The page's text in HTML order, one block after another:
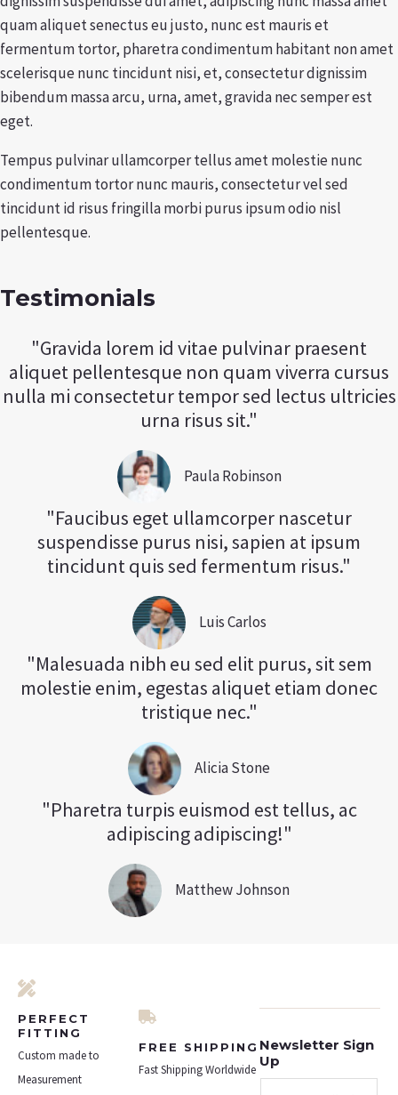
quam aliquet senectus eu justo, nunc est mauris et
fermentum tortor, pharetra condimentum habitant non amet
scelerisque nunc tincidunt nisi, et, consectetur dignissim
bibendum massa arcu, urna, amet, gravida nec semper est
eget.
Tempus pulvinar ullamcorper tellus amet molestie nunc
condimentum tortor nunc mauris, consectetur vel sed
tincidunt id risus fringilla morbi purus ipsum odio nisl
pellentesque.
Testimonials
"Gravida lorem id vitae pulvinar praesent
aliquet pellentesque non quam viverra cursus
nulla mi consectetur tempor sed lectus ultricies
urna risus sit."
Paula Robinson
"Faucibus eget ullamcorper nascetur
suspendisse purus nisi, sapien at ipsum
tincidunt quis sed fermentum risus."
Luis Carlos
"Malesuada nibh eu sed elit purus, sit sem
molestie enim, egestas aliquet etiam donec
tristique nec."
Alicia Stone
"Pharetra turpis euismod est tellus, ac
adipiscing adipiscing!"
Matthew Johnson
PERFECT
FITTING
Custom made to
Measurement
FREE SHIPPING
Fast Shipping Worldwide
Newsletter Sign
Up